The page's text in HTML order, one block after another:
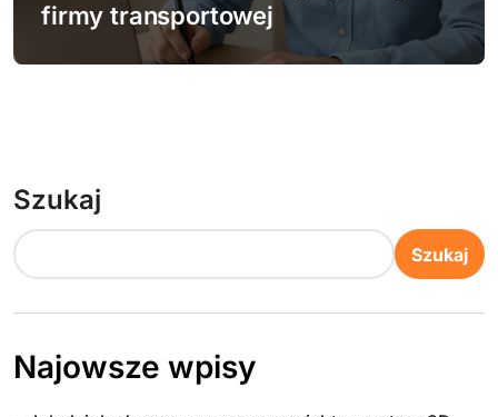
firmy transportowej
Szukaj
Szukaj
Najowsze wpisy